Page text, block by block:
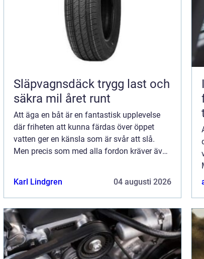
Släpvagnsdäck trygg last och
säkra mil året runt
Att äga en båt är en fantastisk upplevelse
där friheten att kunna färdas över öppet
vatten ger en känsla som är svår att slå.
Men precis som med alla fordon kräver även
Karl Lindgren
04 augusti 2026